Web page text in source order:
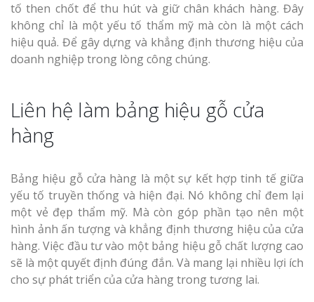
tố then chốt để thu hút và giữ chân khách hàng. Đây
không chỉ là một yếu tố thẩm mỹ mà còn là một cách
hiệu quả. Để gây dựng và khẳng định thương hiệu của
doanh nghiệp trong lòng công chúng.
Liên hệ làm bảng hiệu gỗ cửa
hàng
Bảng hiệu gỗ cửa hàng là một sự kết hợp tinh tế giữa
yếu tố truyền thống và hiện đại. Nó không chỉ đem lại
một vẻ đẹp thẩm mỹ. Mà còn góp phần tạo nên một
hình ảnh ấn tượng và khẳng định thương hiệu của cửa
hàng. Việc đầu tư vào một bảng hiệu gỗ chất lượng cao
sẽ là một quyết định đúng đắn. Và mang lại nhiều lợi ích
cho sự phát triển của cửa hàng trong tương lai.